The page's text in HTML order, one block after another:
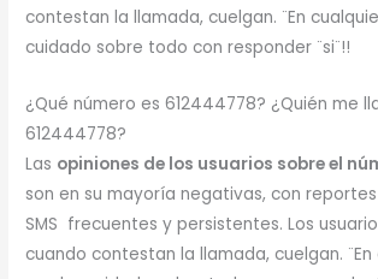
contestan la llamada, cuelgan. ¨En
cuidado sobre todo con responder ¨si¨!!
¿Qué número es 612444778? ¿Quién me
612444778?
Las opiniones de los usuarios sobre el
son en su mayoría negativas, con
SMS frecuentes y persistentes. Los
cuando contestan la llamada, cuelgan.